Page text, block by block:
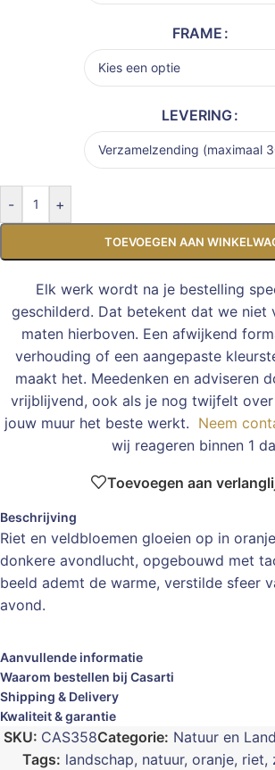
FRAME
LEVERING
- +
TOEVOEGEN AAN
Elk werk wordt na je bestelling
geschilderd. Dat betekent dat we niet
maten hierboven. Een afwijkend
verhouding of een aangepaste
maakt het. Meedenken en adviseren
vrijblijvend, ook als je nog twijfelt
jouw muur het beste werkt. Neem
wij reageren binnen 1
Toevoegen aan
Beschrijving
Riet en veldbloemen gloeien op in
donkere avondlucht, opgebouwd met
beeld ademt de warme, verstilde sfeer
avond.
Aanvullende informatie
Waarom bestellen bij Casarti
Shipping & Delivery
Kwaliteit & garantie
SKU: CAS358Categorie: Natuur en
Tags: landschap, natuur, oranje, riet,